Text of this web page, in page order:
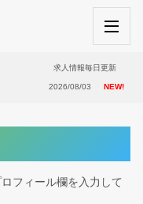
求人情報毎日更新
2026/08/03 NEW!
フィール欄を入力して